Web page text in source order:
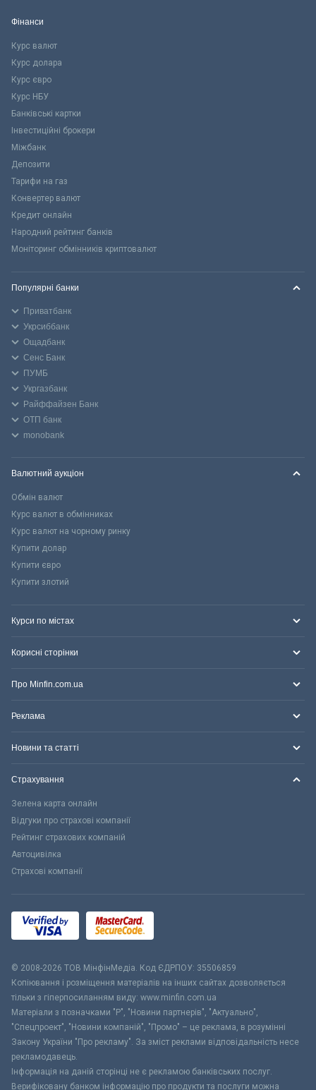
Фінанси
Курс валют
Курс долара
Курс євро
Курс НБУ
Банківські картки
Інвестиційні брокери
Міжбанк
Депозити
Тарифи на газ
Конвертер валют
Кредит онлайн
Народний рейтинг банків
Моніторинг обмінників криптовалют
Популярні банки
Приватбанк
Укрсиббанк
Ощадбанк
Сенс Банк
ПУМБ
Укргазбанк
Райффайзен Банк
ОТП банк
monobank
Валютний аукціон
Обмін валют
Курс валют в обмінниках
Курс валют на чорному ринку
Купити долар
Купити євро
Купити злотий
Курси по містах
Корисні сторінки
Про Minfin.com.ua
Реклама
Новини та статті
Страхування
Зелена карта онлайн
Відгуки про страхові компанії
Рейтинг страхових компаній
Автоцивілка
Страхові компанії
© 2008-2026 ТОВ МiнфiнМедiа. Код ЄДРПОУ: 35506859
Копіювання і розміщення матеріалів на інших сайтах дозволяється
тільки з гіперпосиланням виду: www.minfin.com.ua
Матеріали з позначками "Р", "Новини партнерів", "Актуально",
"Спецпроект", "Новини компаній", "Промо" – це реклама, в розумінні
Закону України "Про рекламу". За зміст реклами відповідальність несе
рекламодавець.
Інформація на даній сторінці не є рекламою банківських послуг.
Верифіковану банком інформацію про продукти та послуги можна